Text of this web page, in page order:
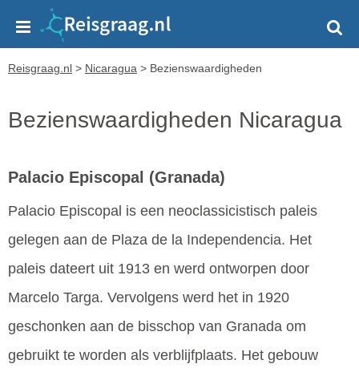
Reisgraag.nl > Nicaragua > Bezienswaardigheden
Bezienswaardigheden Nicaragua
Palacio Episcopal (Granada)
Palacio Episcopal is een neoclassicistisch paleis
gelegen aan de Plaza de la Independencia. Het
paleis dateert uit 1913 en werd ontworpen door
Marcelo Targa. Vervolgens werd het in 1920
geschonken aan de bisschop van Granada om
gebruikt te worden als verblijfplaats. Het gebouw